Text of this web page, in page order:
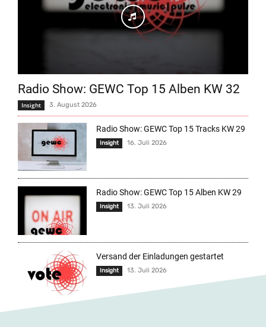
Radio Show: GEWC Top 15 Alben KW 32
Insight 3. August 2026
Radio Show: GEWC Top 15 Tracks KW 29
Insight 16. Juli 2026
Radio Show: GEWC Top 15 Alben KW 29
Insight 13. Juli 2026
Versand der Einladungen gestartet
Insight 13. Juli 2026